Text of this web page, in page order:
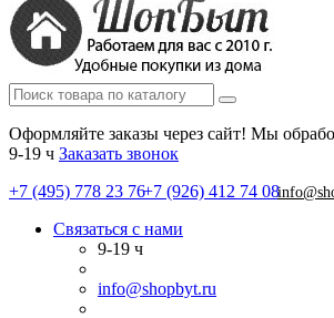
Оформляйте заказы через сайт! Мы
9-19 ч Заказать звонок
+7 (495) 778 23 76+7 (926) 412 74 08
Связаться с нами
9-19 ч
info@shopbyt.ru